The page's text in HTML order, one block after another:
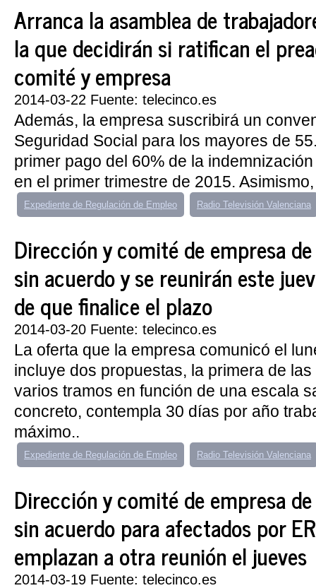
Arranca la asamblea de
la que decidirán si ratifican el
comité y empresa
2014-03-22 Fuente: telecinco.es
Además, la empresa suscribirá un
Seguridad Social para los mayores de
primer pago del 60% de la
en el primer trimestre de 2015.
Expediente de Regulación de Empleo Radio Televisión Valenciana
Dirección y comité de empresa
sin acuerdo y se reunirán este
de que finalice el plazo
2014-03-20 Fuente: telecinco.es
La oferta que la empresa comunicó el
incluye dos propuestas, la primera de
varios tramos en función de una escala
concreto, contempla 30 días por año
máximo..
Expediente de Regulación de Empleo Radio Televisión Valenciana
Dirección y comité de empresa
sin acuerdo para afectados por
emplazan a otra reunión el jueves
2014-03-19 Fuente: telecinco.es